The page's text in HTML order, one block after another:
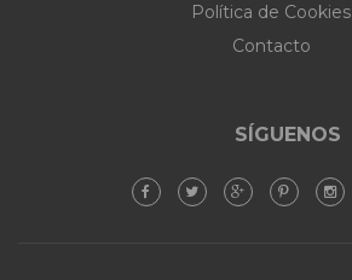
Política de Cookies
Contacto
SÍGUENOS